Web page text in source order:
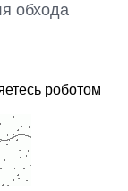
обхода
роботом